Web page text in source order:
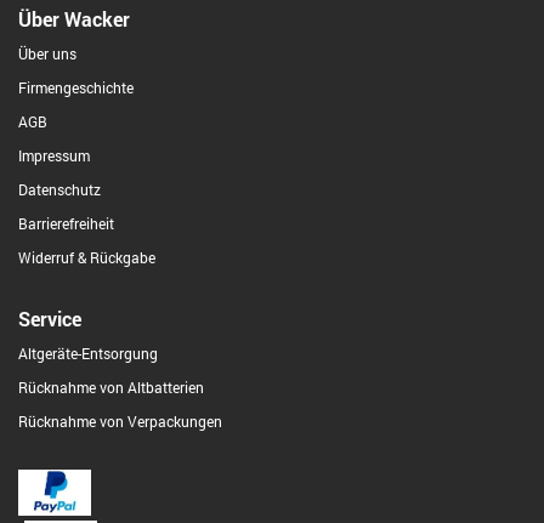
Über Wacker
Über uns
Firmengeschichte
AGB
Impressum
Datenschutz
Barrierefreiheit
Widerruf & Rückgabe
Service
Altgeräte-Entsorgung
Rücknahme von Altbatterien
Rücknahme von Verpackungen